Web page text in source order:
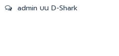
admin บน D-Shark